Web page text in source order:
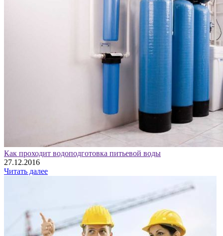
Как проходит водоподготовка питьевой воды
27.12.2016
Читать далее